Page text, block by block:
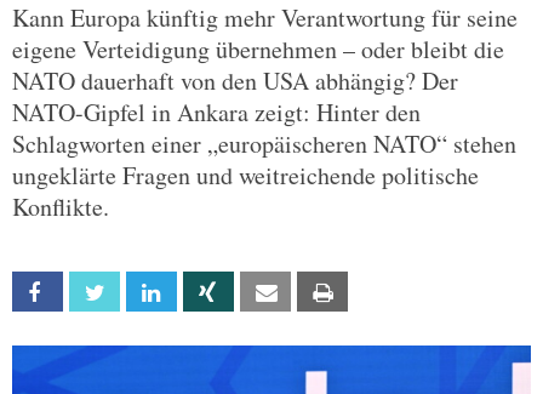
Kann Europa künftig mehr Verantwortung für seine
eigene Verteidigung übernehmen – oder bleibt die
NATO dauerhaft von den USA abhängig? Der
NATO-Gipfel in Ankara zeigt: Hinter den
Schlagworten einer „europäischeren NATO“ stehen
ungeklärte Fragen und weitreichende politische
Konflikte.
Facebook Twitter Linkedin Xing Email